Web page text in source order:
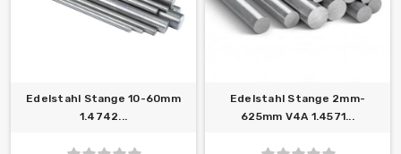
Edelstahl Stange 10-60mm
1.4742...
Edelstahl Stange 2mm-
625mm V4A 1.4571...